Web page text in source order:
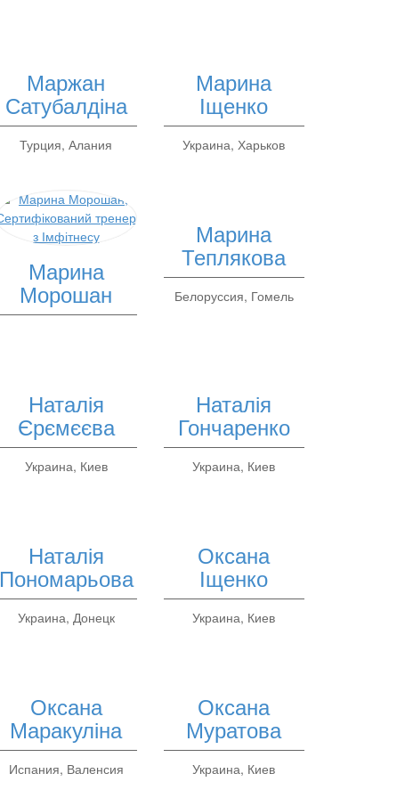
Маржан
Сатубалдіна
Турция, Алания
Марина
Іщенко
Украина, Харьков
Марина
Морошан
Марина
Теплякова
Белоруссия, Гомель
Наталія
Єрємєєва
Украина, Киев
Наталія
Гончаренко
Украина, Киев
Наталія
Пономарьова
Украина, Донецк
Оксана
Іщенко
Украина, Киев
Оксана
Маракуліна
Испания, Валенсия
Оксана
Муратова
Украина, Киев